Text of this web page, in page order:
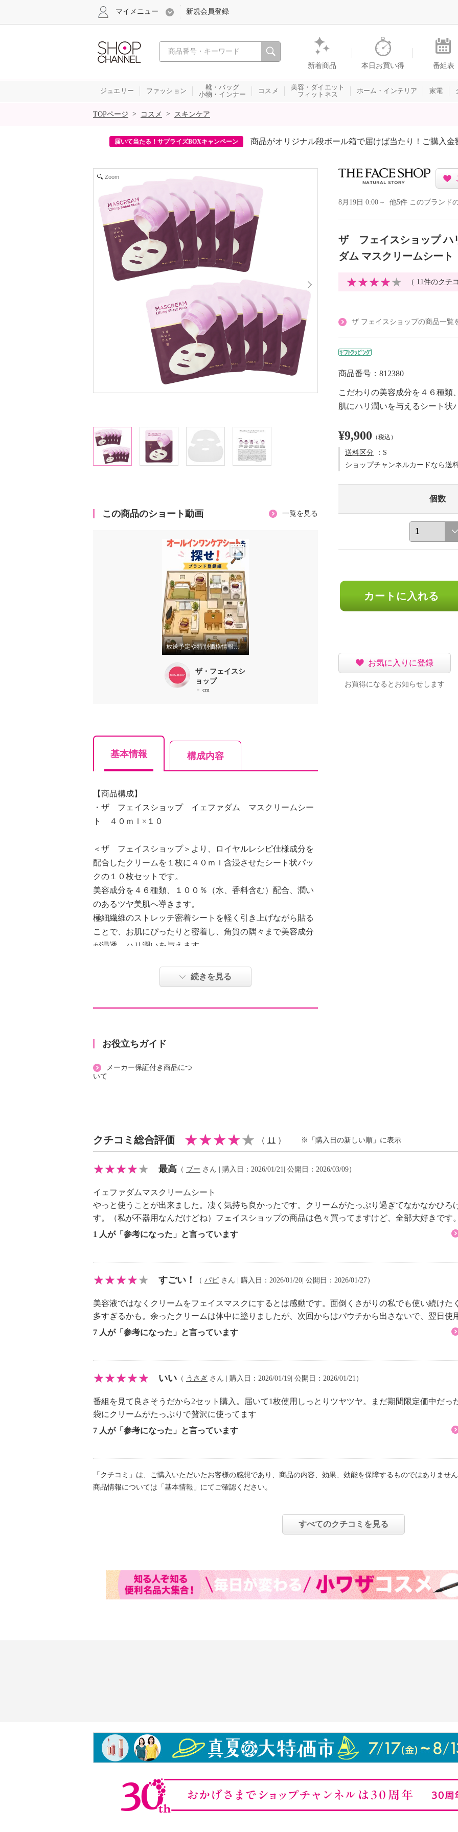
心おどる、瞬間を。通販・テレビショッピングのショップチャンネル
新着商品 本日お買い得 番組表
マイメニュー 新規会員登録
ジュエリー ファッション
靴・バッグ
小物・インナー
コスメ
美容・ダイエット
フィットネス
ホーム・インテリア 家電
SALE
TOPページ > コスメ > スキンケア
届いて当たる！サプライズBOXキャンペーン 商品がオリジナル段ボール箱で届けば当たり！ご購入金
Zoom
この商品のショート動画 一覧を見る
放送予定や特別価格情報がもらえる♡
ザ・フェイスシ
ョップ
－ cm
基本情報 構成内容
【商品構成】
・ザ フェイスショップ イェファダム マスクリームシー
ト ４０ｍｌ×１０
＜ザ フェイスショップ＞より、ロイヤルレシピ仕様成分を
配合したクリームを１枚に４０ｍｌ含浸させたシート状パッ
クの１０枚セットです。
美容成分を４６種類、１００％（水、香料含む）配合、潤い
のあるツヤ美肌へ導きます。
極細繊維のストレッチ密着シートを軽く引き上げながら貼る
ことで、お肌にぴったりと密着し、角質の隅々まで美容成分
が浸透、ハリ潤いを与えます。
なる部分に塗る潤いケアとしての使用もおすすめ。
【原産国（地）】
続きを見る
お役立ちガイド
メーカー保証付き商品につ
いて
8月19日 0:00～ 他5件 このブランド
ザ フェイスショップ ハ
ダム マスクリームシート
（ 11件のクチ
ザ フェイスショップの商品一覧
商品番号：812380
こだわりの美容成分を４６種類
肌にハリ潤いを与えるシート状
¥9,900 （税込）
送料区分 ：S
ショップチャンネルカードなら送
個数
カートに入れる
お気に入りに登録
お買得になるとお知らせします
クチコミ総合評価 （ 11 ） ※「購入日の新しい順」に表示
最高 （ ブー さん | 購入日：2026/01/21| 公開日：2026/03/09）
イェファダムマスクリームシート
やっと使うことが出来ました。凄く気持ち良かったです。クリームがたっぷり過ぎてなかなかひろ
す。（私が不器用なんだけどね）フェイスショップの商品は色々買ってますけど、全部大好きです。
1 人が「参考になった」と言っています
すごい！ （ パピ さん | 購入日：2026/01/20| 公開日：2026/01/27）
美容液ではなくクリームをフェイスマスクにするとは感動です。面倒くさがりの私でも使い続けた
多すぎるかも。余ったクリームは体中に塗りましたが、次回からはパウチから出さないで、翌日使
7 人が「参考になった」と言っています
いい （ うさぎ さん | 購入日：2026/01/19| 公開日：2026/01/21）
番組を見て良さそうだから2セット購入。届いて1枚使用しっとりツヤツヤ。まだ期間限定価中だっ
袋にクリームがたっぷりで贅沢に使ってます
7 人が「参考になった」と言っています
「クチコミ」は、ご購入いただいたお客様の感想であり、商品の内容、効果、効能を保障するものではありません
商品情報については「基本情報」にてご確認ください。
すべてのクチコミを見る